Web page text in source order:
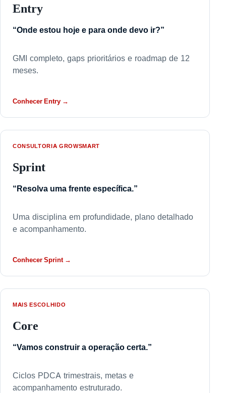
Entry
“Onde estou hoje e para onde devo ir?”
GMI completo, gaps prioritários e roadmap de 12
meses.
Conhecer Entry →
CONSULTORIA GROWSMART
Sprint
“Resolva uma frente específica.”
Uma disciplina em profundidade, plano detalhado
e acompanhamento.
Conhecer Sprint →
MAIS ESCOLHIDO
Core
“Vamos construir a operação certa.”
Ciclos PDCA trimestrais, metas e
acompanhamento estruturado.